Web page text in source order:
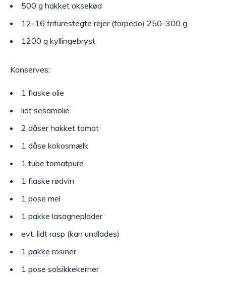
500 g hakket oksekød
12-16 friturestegte rejer (torpedo) 250-300 g
1200 g kyllingebryst
Konserves:
1 flaske olie
lidt sesamolie
2 dåser hakket tomat
1 dåse kokosmælk
1 tube tomatpure
1 flaske rødvin
1 pose mel
1 pakke lasagneplader
evt. lidt rasp (kan undlades)
1 pakke rosiner
1 pose solsikkekerner